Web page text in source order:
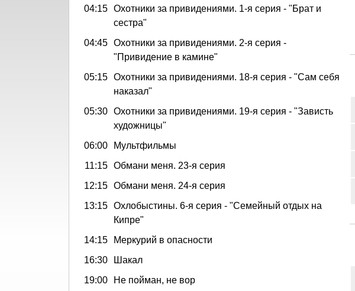
04:15 Охотники за привидениями. 1-я серия - "Брат и
сестра"
04:45 Охотники за привидениями. 2-я серия -
"Привидение в камине"
05:15 Охотники за привидениями. 18-я серия - "Сам себя
наказал"
05:30 Охотники за привидениями. 19-я серия - "Зависть
художницы"
06:00
Мультфильмы
11:15 Обмани меня. 23-я серия
12:15 Обмани меня. 24-я серия
13:15 Охлобыстины. 6-я серия - "Семейный отдых на
Кипре"
14:15
Меркурий в опасности
16:30
Шакал
19:00
Не пойман, не вор